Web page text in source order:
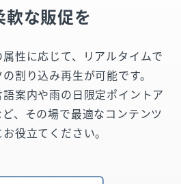
な販促を
性に応じて、リアルタイムで
割り込み再生が可能です。
案内や雨の日限定ポイントア
、その場で最適なコンテンツ
役立てください。